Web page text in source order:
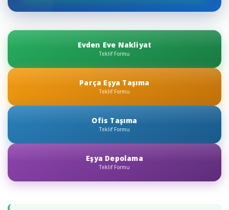
Evden Eve Nakliyat
Teklif Formu
Parça Eşya Taşıma
Teklif Formu
Ofis Taşıma
Teklif Formu
Eşya Depolama
Teklif Formu